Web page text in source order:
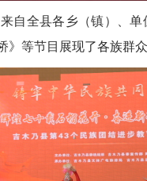
全县各乡（镇）、单
》等节目 展现了各族群